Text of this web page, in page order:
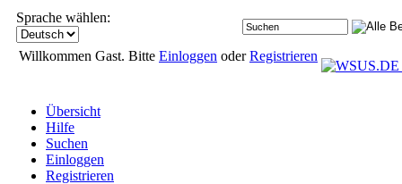
Sprache wählen:
Willkommen Gast. Bitte Einloggen oderRegistrieren
Übersicht
Hilfe
Suchen
Einloggen
Registrieren